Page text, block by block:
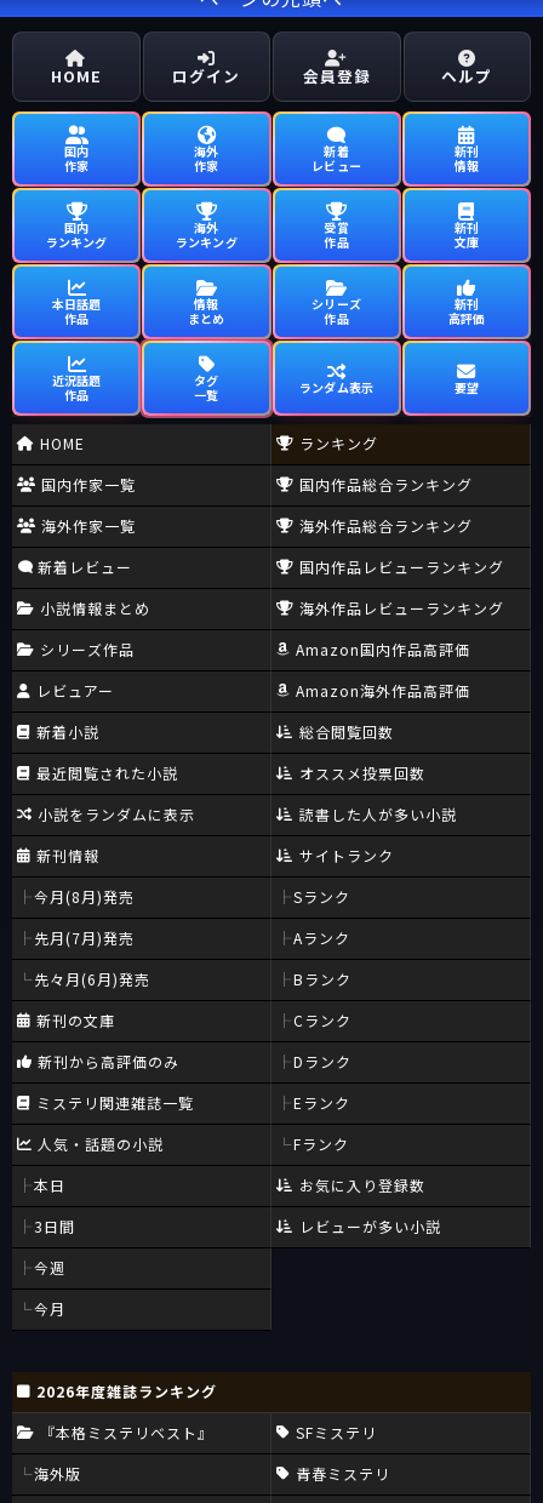
HOME ログイン 会員登録 ヘルプ
国内
作家
海外
作家
新着
レビュー
新刊
情報
国内
ランキング
海外
ランキング
受賞
作品
新刊
文庫
本日話題
作品
情報
まとめ
シリーズ
作品
新刊
高評価
近況話題
作品
タグ
一覧
ランダム表示 要望
HOME
国内作家一覧
海外作家一覧
新着レビュー
小説情報まとめ
シリーズ作品
レビュアー
新着小説
最近閲覧された小説
小説をランダムに表示
新刊情報
今月(8月)発売
先月(7月)発売
先々月(6月)発売
新刊の文庫
新刊から高評価のみ
ミステリ関連雑誌一覧
人気・話題の小説
本日
3日間
今週
今月
ランキング
国内作品総合ランキング
海外作品総合ランキング
国内作品レビューランキング
海外作品レビューランキング
Amazon国内作品高評価
Amazon海外作品高評価
総合閲覧回数
オススメ投票回数
読書した人が多い小説
サイトランク
Sランク
Aランク
Bランク
Cランク
Dランク
Eランク
Fランク
お気に入り登録数
レビューが多い小説
2026年度雑誌ランキング
『本格ミステリベスト』
海外版
SFミステリ
青春ミステリ